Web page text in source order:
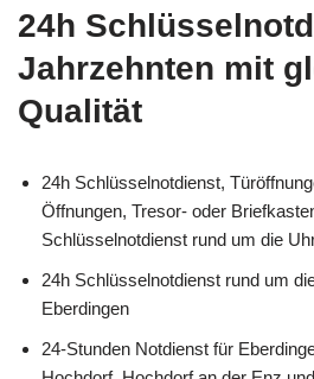
24h
Jahrzehnten mit
Qualität
24h Schlüsselnotdienst,
Öffnungen, Tresor- oder
Schlüsselnotdienst rund um die
24h Schlüsselnotdienst rund um
Eberdingen
24-Stunden Notdienst für